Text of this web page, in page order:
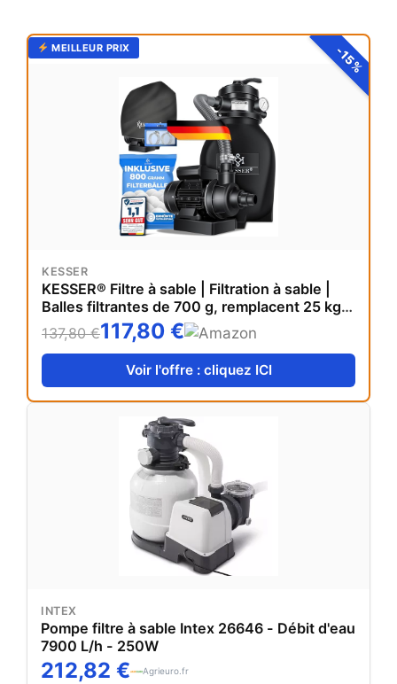
-15%
MEILLEUR PRIX
KESSER
KESSER® Filtre à sable | Filtration à sable |
Balles filtrantes de 700 g, remplacent 25 kg
de sable filtrant | Filtre de piscine 10 mġ/h |
Système de filtration | Réservoir filtrant pour
piscine, noir
137,80 €117,80 €
Voir l'offre : cliquez ICI
INTEX
Pompe filtre à sable Intex 26646 - Débit d'eau
7900 L/h - 250W
212,82 € Agrieuro.fr